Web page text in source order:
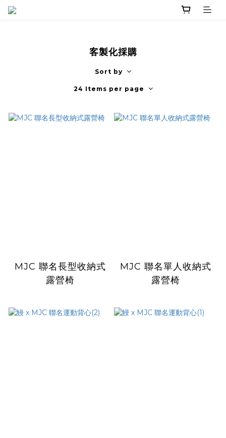
客製化採購
Sort by
24 Items per page
MJC 聯名長型收納式
露營椅
MJC 聯名單人收納式
露營椅